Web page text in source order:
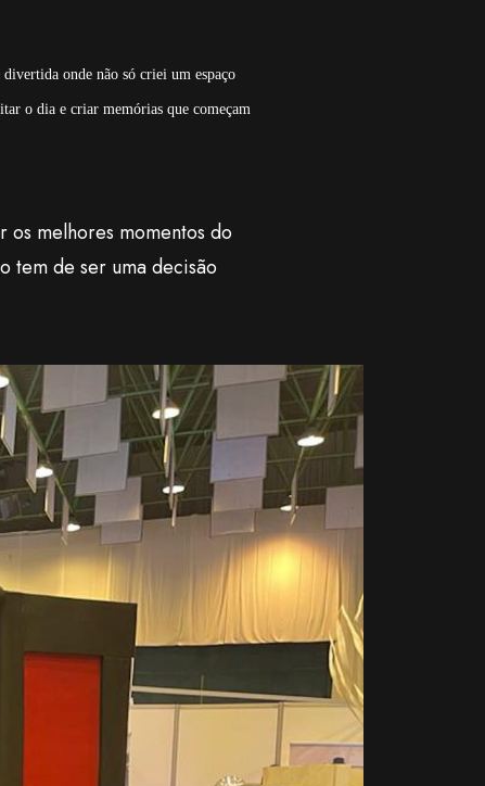
onde não só criei um espaço
o dia e criar memórias que começam
melhores momentos do
tem de ser uma decisão